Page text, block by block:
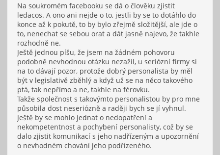
Na soukromém facebooku se dá o člověku zjistit
ledacos. A ono ani nejde o to, jestli by se to dotáhlo do
konce až k pokutě, to by bylo zřejmě složitější, ale jde o
to, nenechat se sebou orat a dát jasně najevo, že takhle
rozhodně ne.
Ještě jednou píšu, že jsem na žádném pohovoru
podobně nevhodnou otázku nezažil, u seriózní firmy si
na to dávají pozor, protože dobrý personalista by měl
být v legislativě zběhlý a když už se na něco takového
ptá, tak nepřímo a ne, takhle na férovku.
Takže společnost s takovýmto personalistou by pro mne
působila dost neseriózně a raději bych se jí vyhnul.
Ještě by se mohlo jednat o nedopatření a
nekompetentnost a pochybení personalisty, což by se
dalo zjistit komunikací s jeho nadřízeným a upozornění
o nevhodném chování jeho podřízeného.